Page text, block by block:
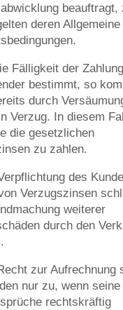
beauftragt,
deren Allgemeine
Fälligkeit der
bestimmt, so
durch
Verzug. In diesem
die gesetzlichen
zu zahlen.
des
Verzugszinsen
weiterer
durch den
zur Aufrechnung
nur zu, wenn seine
rechtskräftig